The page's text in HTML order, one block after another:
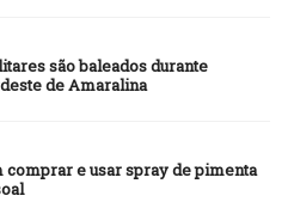
são baleados durante
de Amaralina
e usar spray de pimenta